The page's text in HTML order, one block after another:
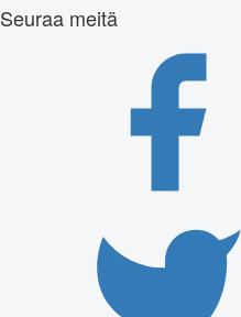
Seuraa meitä